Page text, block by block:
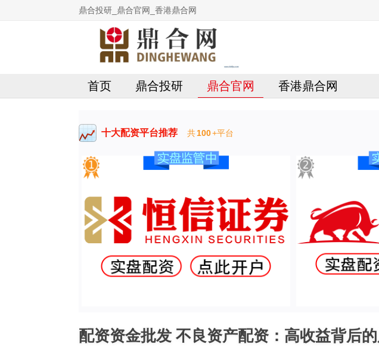
鼎合投研_鼎合官网_香港鼎合网
首页 鼎合投研 鼎合官网 香港鼎合网
十大配资平台推荐 共100+平台
配资资金批发 不良资产配资：高收益背后